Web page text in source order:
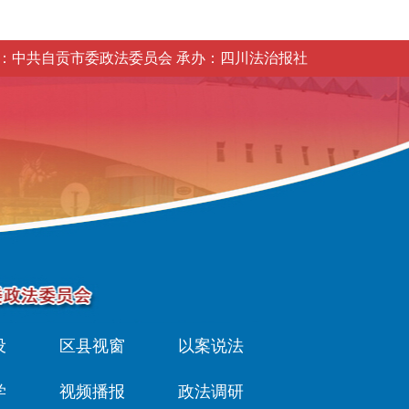
中共自贡市委政法委员会 承办：四川法治报社
区县视窗 以案说法
视频播报 政法调研